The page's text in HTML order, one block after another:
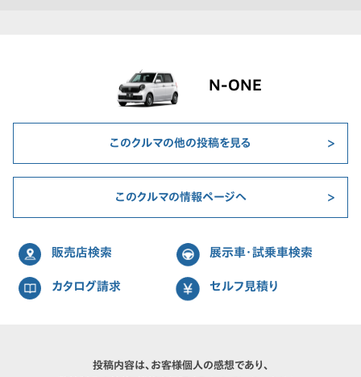
N-ONE
このクルマの他の投稿を見る
このクルマの情報ページへ
販売店検索 展示車・試乗車検索
カタログ請求 セルフ見積り
投稿内容は、お客様個人の感想であり、